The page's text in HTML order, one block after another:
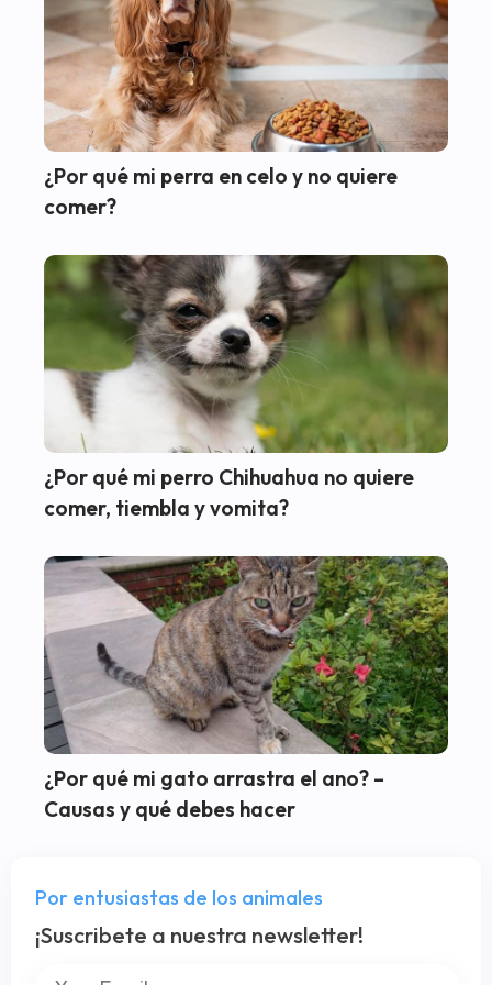
¿Por qué mi perra en celo y no quiere
comer?
¿Por qué mi perro Chihuahua no quiere
comer, tiembla y vomita?
¿Por qué mi gato arrastra el ano? –
Causas y qué debes hacer
Por entusiastas de los animales
¡Suscribete a nuestra newsletter!